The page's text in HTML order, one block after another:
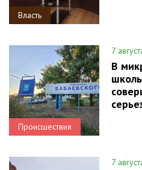
Власть
Происшествия
7
В
7